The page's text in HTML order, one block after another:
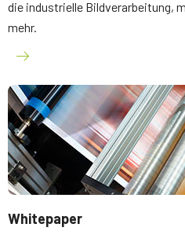
die industrielle Bildverarbeitung,
mehr.
Whitepaper